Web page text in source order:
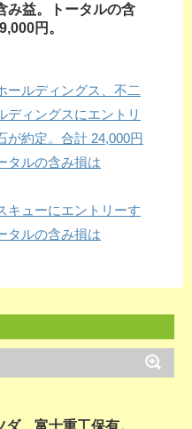
み益。トータルの含
円。
ールディングス、不二
ディングスにエントリ
が約定。合計 24,000円
タルの含み損は
キューにエントリーす
タルの含み損は